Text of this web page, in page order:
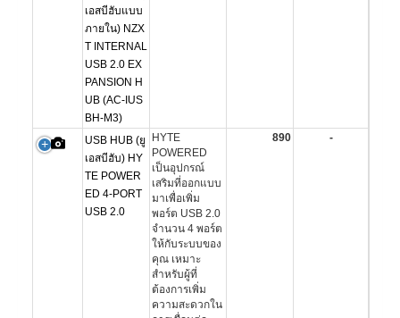
เอสบีฮับแบบ
ภายใน) NZX
T INTERNAL
USB 2.0 EX
PANSION H
UB (AC-IUS
BH-M3)
USB HUB (ยู
เอสบีฮับ) HY
TE POWER
ED 4-PORT
USB 2.0
HYTE
POWERED
เป็นอุปกรณ์
เสริมที่ออกแบบ
มาเพื่อเพิ่ม
พอร์ต USB 2.0
จำนวน 4 พอร์ต
ให้กับระบบของ
คุณ เหมาะ
สำหรับผู้ที่
ต้องการเพิ่ม
ความสะดวกใน
890 -